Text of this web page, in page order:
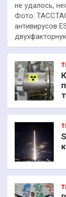
не удалось,
Фото:
антивирусов